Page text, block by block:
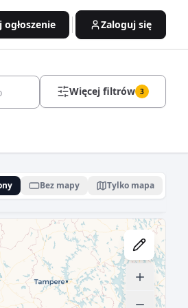
ogłoszenie Zaloguj się
Więcej filtrów 3
Bez mapy Tylko mapa